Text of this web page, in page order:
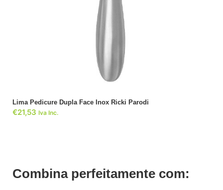
ADICIONAR
Lima Pedicure Dupla Face Inox Ricki Parodi
€21,53 Iva Inc.
Combina perfeitamente com: